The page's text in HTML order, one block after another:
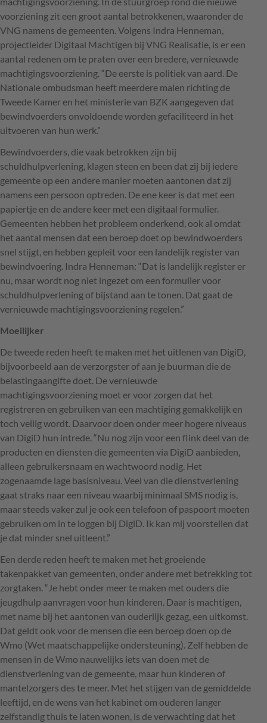
voorziening zit een groot aantal betrokkenen, waaronder de
VNG namens de gemeenten. Volgens Indra Henneman,
projectleider Digitaal Machtigen bij VNG Realisatie, is er een
aantal redenen om te praten over een bredere, vernieuwde
machtigingsvoorziening. “De eerste is politiek van aard. De
Nationale ombudsman heeft meerdere malen richting de
Tweede Kamer en het ministerie van BZK aangegeven dat
bewindvoerders onvoldoende worden gefaciliteerd in het
uitvoeren van hun werk.”
Bewindvoerders, die vaak betrokken zijn bij
schuldhulpverlening, klagen steen en been dat zij bij iedere
gemeente op een andere manier moeten aantonen dat zij
namens een persoon optreden. De ene keer is dat met een
papiertje en de andere keer met een digitaal formulier.
Gemeenten hebben het probleem onderkend, ook al omdat
het aantal mensen dat een beroep doet op bewindwoerders
snel stijgt, en hebben gepleit voor een landelijk register van
bewindvoering. Indra Henneman: “Dat is landelijk register er
nu, maar wordt nog niet ingezet om een formulier voor
schuldhulpverlening of bijstand aan te tonen. Dat gaat de
vernieuwde machtigingsvoorziening regelen.”
Moeilijker
De tweede reden heeft te maken met het uitlenen van DigiD,
bijvoorbeeld aan de verzorgster of aan je buurman die de
belastingaangifte doet. De vernieuwde
machtigingsvoorziening moet er voor zorgen dat het
registreren en gebruiken van een machtiging gemakkelijk en
toch veilig wordt. Daarvoor doen onder meer hogere niveaus
van DigiD hun intrede. “Nu nog zijn voor een flink deel van de
producten en diensten die gemeenten via DigiD aanbieden,
alleen gebruikersnaam en wachtwoord nodig. Het
zogenaamde lage basisniveau. Veel van die dienstverlening
gaat straks naar een niveau waarbij minimaal SMS nodig is,
maar steeds vaker zul je ook een telefoon of paspoort moeten
gebruiken om in te loggen bij DigiD. Ik kan mij voorstellen dat
je dat minder snel uitleent.”
Een derde reden heeft te maken met het groeiende
takenpakket van gemeenten, onder andere met betrekking tot
zorgtaken. “Je hebt onder meer te maken met ouders die
jeugdhulp aanvragen voor hun kinderen. Daar is machtigen,
met name bij het aantonen van ouderlijk gezag, een uitkomst.
Dat geldt ook voor de mensen die een beroep doen op de
Wmo (Wet maatschappelijke ondersteuning). Zelf hebben de
mensen in de Wmo nauwelijks iets van doen met de
dienstverlening van de gemeente, maar hun kinderen of
mantelzorgers des te meer. Met het stijgen van de gemiddelde
leeftijd, en de wens van het kabinet om ouderen langer
zelfstandig thuis te laten wonen, is de verwachting dat het